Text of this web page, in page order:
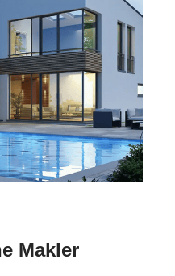
Makler